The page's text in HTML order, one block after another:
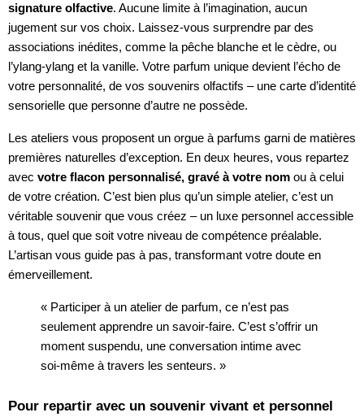
signature olfactive. Aucune limite à l’imagination, aucun
jugement sur vos choix. Laissez-vous surprendre par des
associations inédites, comme la pêche blanche et le cèdre, ou
l’ylang-ylang et la vanille. Votre parfum unique devient l’écho de
votre personnalité, de vos souvenirs olfactifs – une carte d’identité
sensorielle que personne d’autre ne possède.
Les ateliers vous proposent un orgue à parfums garni de matières
premières naturelles d’exception. En deux heures, vous repartez
avec votre flacon personnalisé, gravé à votre nom ou à celui
de votre création. C’est bien plus qu’un simple atelier, c’est un
véritable souvenir que vous créez – un luxe personnel accessible
à tous, quel que soit votre niveau de compétence préalable.
L’artisan vous guide pas à pas, transformant votre doute en
émerveillement.
« Participer à un atelier de parfum, ce n’est pas
seulement apprendre un savoir-faire. C’est s’offrir un
moment suspendu, une conversation intime avec
soi-même à travers les senteurs. »
Pour repartir avec un souvenir vivant et personnel